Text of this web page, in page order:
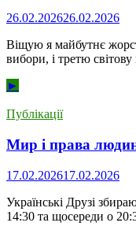
26.02.202626.02.2026
Віщую я майбутнє
вибори, і третю світову
►
Публікації
Мир і права
17.02.202617.02.2026
Українські Друзі
14:30 та щосереди о